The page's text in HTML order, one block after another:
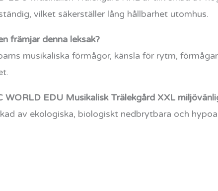
vilket säkerställer lång hållbarhet utomhus.
främjar denna leksak?
musikaliska förmågor, känsla för rytm,
WORLD EDU Musikalisk Trälekgård XXL
av ekologiska, biologiskt nedbrytbara och